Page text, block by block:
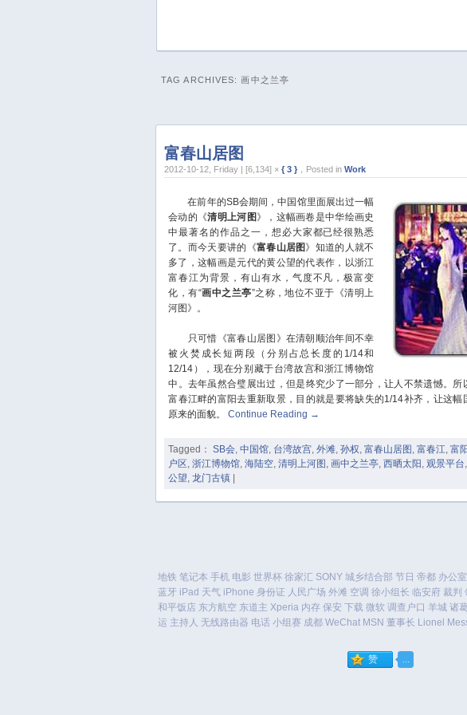
TAG ARCHIVES: 画中之兰亭
富春山居图
2012-10-12, Friday | [6,134] × { 3 } ，Posted in Work
在前年的SB会期间，中国馆里面展出过一幅
会动的《清明上河图》，这幅画卷是中华绘画史
中最著名的作品之一，想必大家都已经很熟悉
了。而今天要讲的《富春山居图》知道的人就不
多了，这幅画是元代的黄公望的代表作，以浙江
富春江为背景，有山有水，气度不凡，极富变
化，有“画中之兰亭”之称，地位不亚于《清明上
河图》。
只可惜《富春山居图》在清朝顺治年间不幸
被火焚成长短两段（分别占总长度的1/14和
12/14），现在分别藏于台湾故宫和浙江博物馆
中。去年虽然合璧展出过，但是终究少了一部分，让人不禁遗憾。所
富春江畔的富阳去重新取景，目的就是要将缺失的1/14补齐，让这幅
原来的面貌。
Continue Reading →
Tagged： SB会, 中国馆, 台湾故宫, 外滩, 孙权, 富春山居图, 富春江, 富
户区, 浙江博物馆, 海陆空, 清明上河图, 画中之兰亭, 西晒太阳, 观景平台,
公望, 龙门古镇 |
地铁 笔记本 手机 电影 世界杯 徐家汇 SONY 城乡结合部 节日 帝都 办公室
蓝牙 iPad 天气 iPhone 身份证 人民广场 外滩 空调 徐小组长 临安府 裁判
和平饭店 东方航空 东道主 Xperia 内存 保安 下载 微软 调查户口 羊城 诸
运 主持人 无线路由器 电话 小组赛 成都 WeChat MSN 董事长 Lionel